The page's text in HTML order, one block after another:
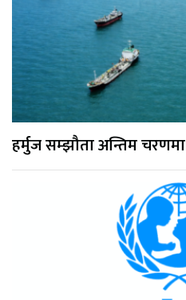
हर्मुज सम्झौता अन्तिम चरणमा